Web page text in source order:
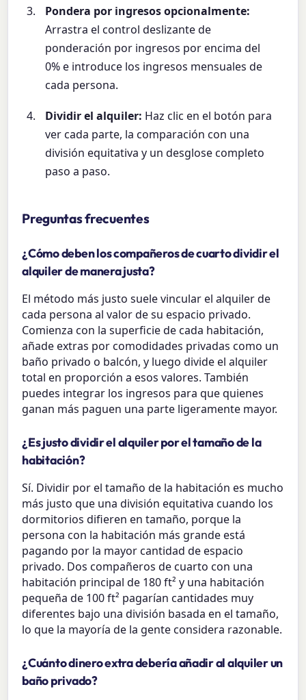
Pondera por ingresos opcionalmente:
Arrastra el control deslizante de
ponderación por ingresos por encima del
0% e introduce los ingresos mensuales de
cada persona.
Dividir el alquiler: Haz clic en el botón para
ver cada parte, la comparación con una
división equitativa y un desglose completo
paso a paso.
Preguntas frecuentes
¿Cómo deben los compañeros de cuarto dividir el
alquiler de manera justa?
El método más justo suele vincular el alquiler de
cada persona al valor de su espacio privado.
Comienza con la superficie de cada habitación,
añade extras por comodidades privadas como un
baño privado o balcón, y luego divide el alquiler
total en proporción a esos valores. También
puedes integrar los ingresos para que quienes
ganan más paguen una parte ligeramente mayor.
¿Es justo dividir el alquiler por el tamaño de la
habitación?
Sí. Dividir por el tamaño de la habitación es mucho
más justo que una división equitativa cuando los
dormitorios difieren en tamaño, porque la
persona con la habitación más grande está
pagando por la mayor cantidad de espacio
privado. Dos compañeros de cuarto con una
habitación principal de 180 ft² y una habitación
pequeña de 100 ft² pagarían cantidades muy
diferentes bajo una división basada en el tamaño,
lo que la mayoría de la gente considera razonable.
¿Cuánto dinero extra debería añadir al alquiler un
baño privado?